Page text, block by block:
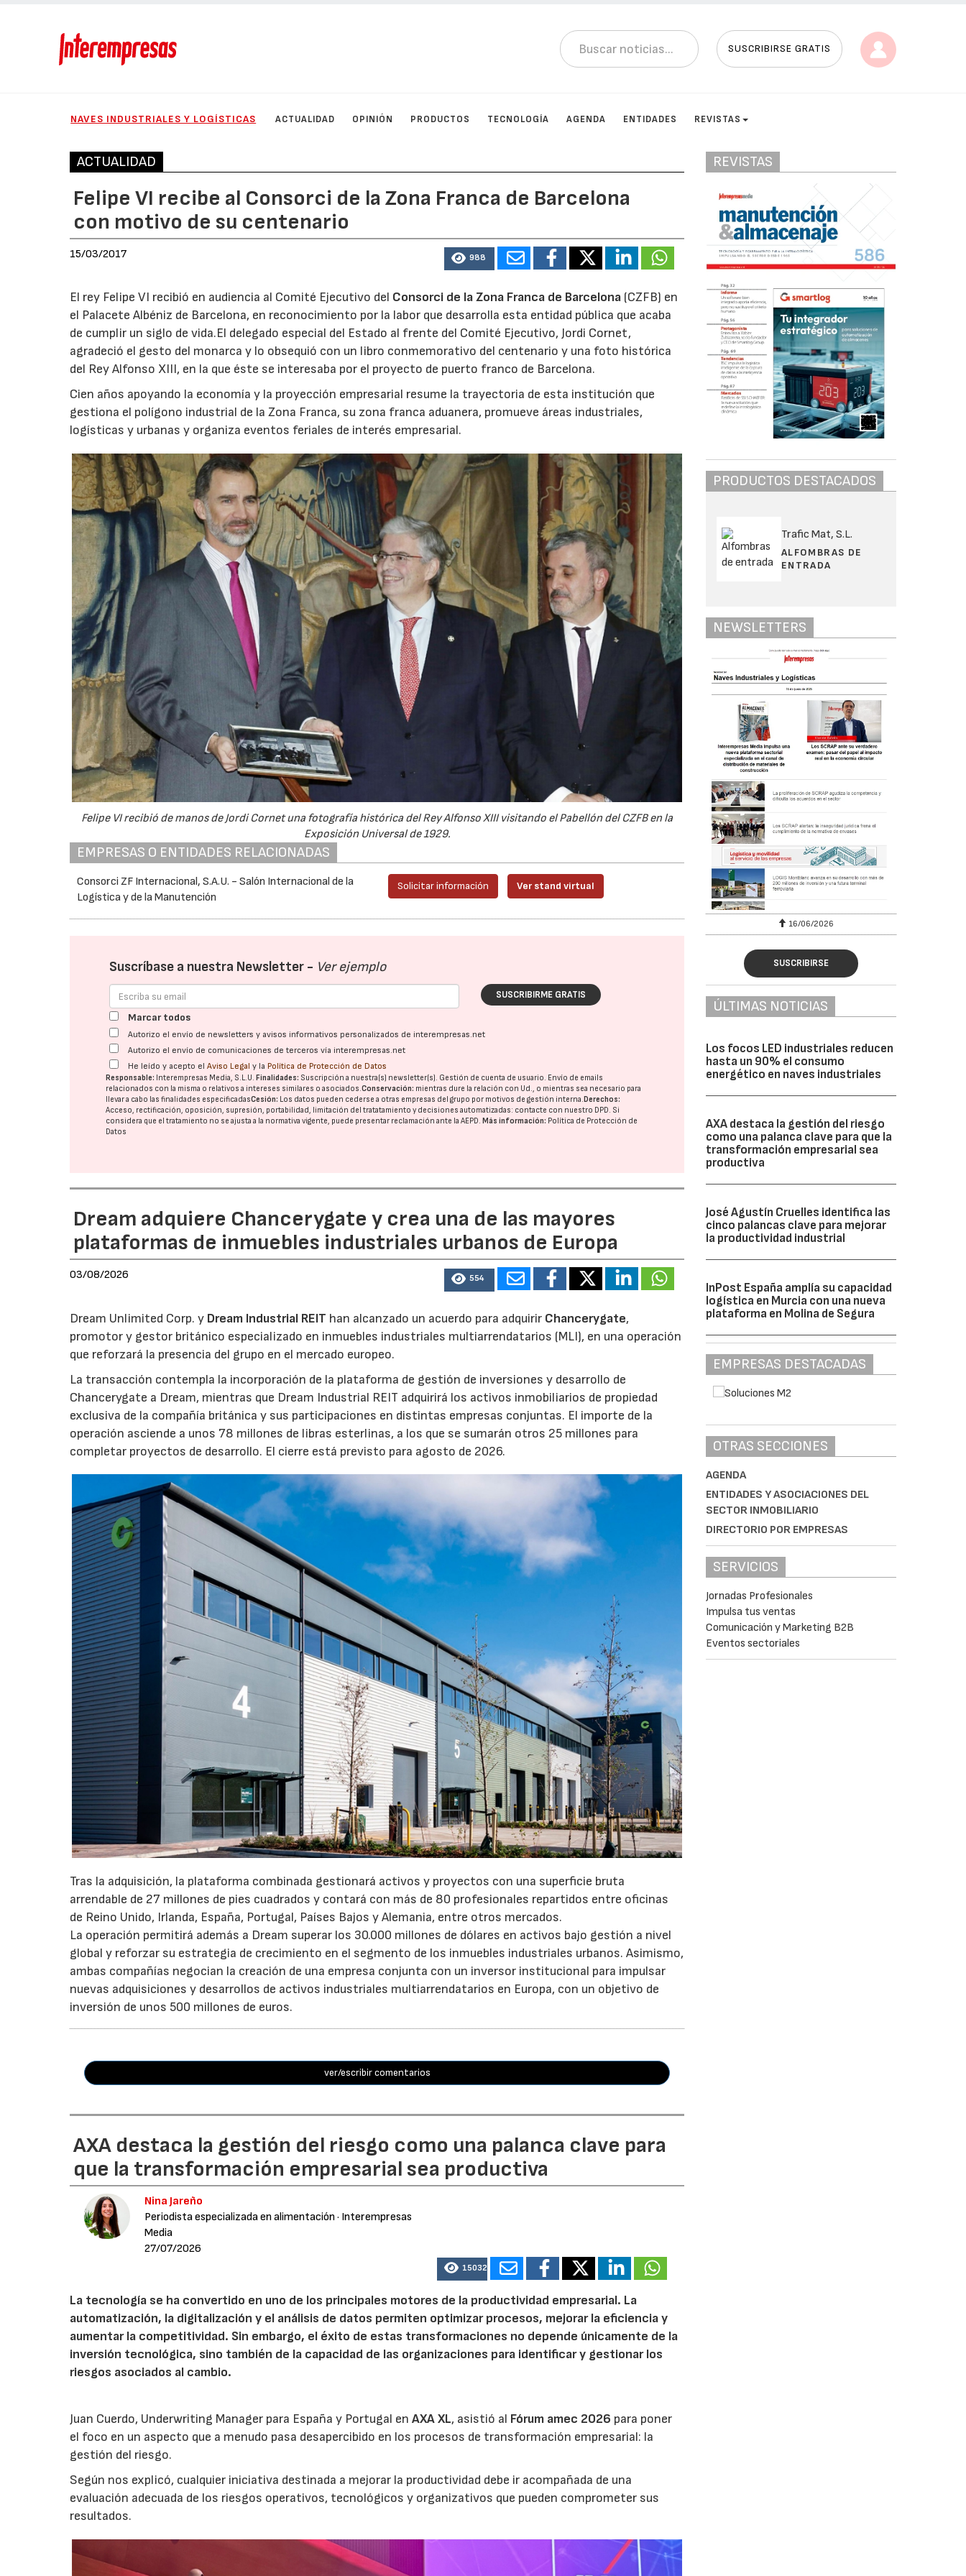
SUSCRIBIRSE GRATIS
NAVES INDUSTRIALES Y LOGÍSTICAS ACTUALIDAD OPINIÓN PRODUCTOS TECNOLOGÍA AGENDA ENTIDADES REVISTAS
ACTUALIDAD
Felipe VI recibe al Consorci de la Zona Franca de Barcelona
con motivo de su centenario
15/03/2017 988
El rey Felipe VI recibió en audiencia al Comité Ejecutivo del Consorci de la Zona Franca de Barcelona (CZFB) en
el Palacete Albéniz de Barcelona, en reconocimiento por la labor que desarrolla esta entidad pública que acaba
de cumplir un siglo de vida.El delegado especial del Estado al frente del Comité Ejecutivo, Jordi Cornet,
agradeció el gesto del monarca y lo obsequió con un libro conmemorativo del centenario y una foto histórica
del Rey Alfonso XIII, en la que éste se interesaba por el proyecto de puerto franco de Barcelona.
Cien años apoyando la economía y la proyección empresarial resume la trayectoria de esta institución que
gestiona el polígono industrial de la Zona Franca, su zona franca aduanera, promueve áreas industriales,
logísticas y urbanas y organiza eventos feriales de interés empresarial.
Felipe VI recibió de manos de Jordi Cornet una fotografía histórica del Rey Alfonso XIII visitando el Pabellón del CZFB en la
Exposición Universal de 1929.
EMPRESAS O ENTIDADES RELACIONADAS
Consorci ZF Internacional, S.A.U. - Salón Internacional de la
Logística y de la Manutención
Solicitar información Ver stand virtual
Suscríbase a nuestra Newsletter - Ver ejemplo
SUSCRIBIRME GRATIS
Marcar todos
Autorizo el envío de newsletters y avisos informativos personalizados de interempresas.net
Autorizo el envío de comunicaciones de terceros vía interempresas.net
He leído y acepto elAviso Legal y la Política de Protección de Datos
Responsable: Interempresas Media, S.L.U. Finalidades: Suscripción a nuestra(s) newsletter(s). Gestión de cuenta de usuario. Envío de emails
relacionados con la misma o relativos a intereses similares o asociados.Conservación: mientras dure la relación con Ud., o mientras sea necesario para
llevar a cabo las finalidades especificadasCesión: Los datos pueden cederse a otras empresas del grupo por motivos de gestión interna. Derechos:
Acceso, rectificación, oposición, supresión, portabilidad, limitación del tratatamiento y decisiones automatizadas: contacte con nuestro DPD. Si
considera que el tratamiento no se ajusta a la normativa vigente, puede presentar reclamación ante laAEPD. Más información: Política de Protección de
Datos
Dream adquiere Chancerygate y crea una de las mayores
plataformas de inmuebles industriales urbanos de Europa
03/08/2026 554
Dream Unlimited Corp. y Dream Industrial REIT han alcanzado un acuerdo para adquirir Chancerygate,
promotor y gestor británico especializado en inmuebles industriales multiarrendatarios (MLI), en una operación
que reforzará la presencia del grupo en el mercado europeo.
La transacción contempla la incorporación de la plataforma de gestión de inversiones y desarrollo de
Chancerygate a Dream, mientras que Dream Industrial REIT adquirirá los activos inmobiliarios de propiedad
exclusiva de la compañía británica y sus participaciones en distintas empresas conjuntas. El importe de la
operación asciende a unos 78 millones de libras esterlinas, a los que se sumarán otros 25 millones para
completar proyectos de desarrollo. El cierre está previsto para agosto de 2026.
Tras la adquisición, la plataforma combinada gestionará activos y proyectos con una superficie bruta
arrendable de 27 millones de pies cuadrados y contará con más de 80 profesionales repartidos entre oficinas
de Reino Unido, Irlanda, España, Portugal, Países Bajos y Alemania, entre otros mercados.
La operación permitirá además a Dream superar los 30.000 millones de dólares en activos bajo gestión a nivel
global y reforzar su estrategia de crecimiento en el segmento de los inmuebles industriales urbanos. Asimismo,
ambas compañías negocian la creación de una empresa conjunta con un inversor institucional para impulsar
nuevas adquisiciones y desarrollos de activos industriales multiarrendatarios en Europa, con un objetivo de
inversión de unos 500 millones de euros.
ver/escribir comentarios
AXA destaca la gestión del riesgo como una palanca clave para
que la transformación empresarial sea productiva
Nina Jareño
Periodista especializada en alimentación · Interempresas
Media
27/07/2026
15032
La tecnología se ha convertido en uno de los principales motores de la productividad empresarial. La
automatización, la digitalización y el análisis de datos permiten optimizar procesos, mejorar la eficiencia y
aumentar la competitividad. Sin embargo, el éxito de estas transformaciones no depende únicamente de la
inversión tecnológica, sino también de la capacidad de las organizaciones para identificar y gestionar los
riesgos asociados al cambio.
Juan Cuerdo, Underwriting Manager para España y Portugal enAXA XL, asistió al Fórum amec 2026 para poner
el foco en un aspecto que a menudo pasa desapercibido en los procesos de transformación empresarial: la
gestión del riesgo.
Según nos explicó, cualquier iniciativa destinada a mejorar la productividad debe ir acompañada de una
evaluación adecuada de los riesgos operativos, tecnológicos y organizativos que pueden comprometer sus
resultados.
REVISTAS
PRODUCTOS DESTACADOS
Trafic Mat, S.L.
ALFOMBRAS DE
ENTRADA
NEWSLETTERS
16/06/2026
SUSCRIBIRSE
ÚLTIMAS NOTICIAS
Los focos LED industriales reducen
hasta un 90% el consumo
energético en naves industriales
AXA destaca la gestión del riesgo
como una palanca clave para que la
transformación empresarial sea
productiva
José Agustín Cruelles identifica las
cinco palancas clave para mejorar
la productividad industrial
InPost España amplía su capacidad
logística en Murcia con una nueva
plataforma en Molina de Segura
EMPRESAS DESTACADAS
OTRAS SECCIONES
AGENDA
ENTIDADES Y ASOCIACIONES DEL
SECTOR INMOBILIARIO
DIRECTORIO POR EMPRESAS
SERVICIOS
Jornadas Profesionales
Impulsa tus ventas
Comunicación y Marketing B2B
Eventos sectoriales